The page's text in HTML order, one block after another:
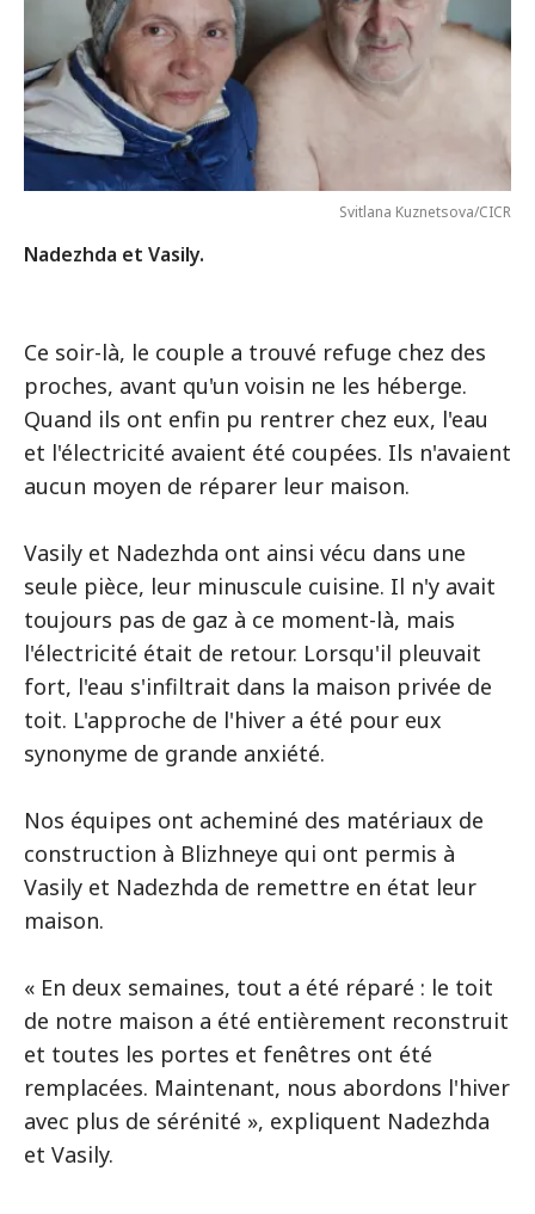
Svitlana Kuznetsova/CICR
Nadezhda et Vasily.
Ce soir-là, le couple a trouvé refuge chez des
proches, avant qu'un voisin ne les héberge.
Quand ils ont enfin pu rentrer chez eux, l'eau
et l'électricité avaient été coupées. Ils n'avaient
aucun moyen de réparer leur maison.
Vasily et Nadezhda ont ainsi vécu dans une
seule pièce, leur minuscule cuisine. Il n'y avait
toujours pas de gaz à ce moment-là, mais
l'électricité était de retour. Lorsqu'il pleuvait
fort, l'eau s'infiltrait dans la maison privée de
toit. L'approche de l'hiver a été pour eux
synonyme de grande anxiété.
Nos équipes ont acheminé des matériaux de
construction à Blizhneye qui ont permis à
Vasily et Nadezhda de remettre en état leur
maison.
« En deux semaines, tout a été réparé : le toit
de notre maison a été entièrement reconstruit
et toutes les portes et fenêtres ont été
remplacées. Maintenant, nous abordons l'hiver
avec plus de sérénité », expliquent Nadezhda
et Vasily.